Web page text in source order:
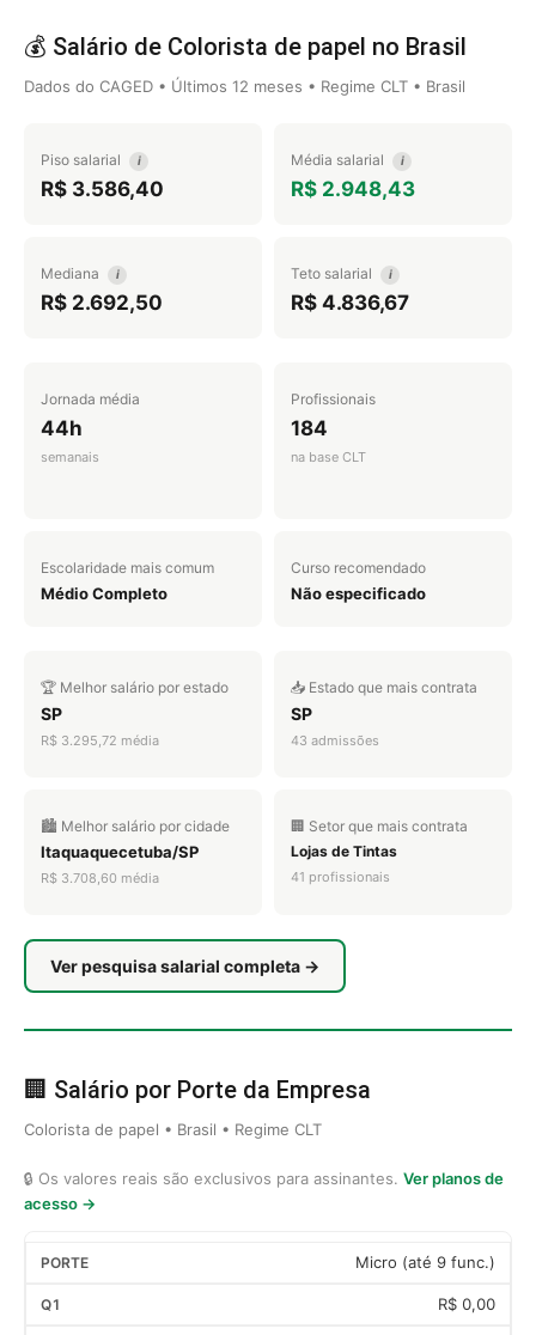
💰 Salário de Colorista de papel no Brasil
Dados do CAGED • Últimos 12 meses • Regime CLT • Brasil
Piso salarial i
R$ 3.586,40
Média salarial i
R$ 2.948,43
Mediana i
R$ 2.692,50
Teto salarial i
R$ 4.836,67
Jornada média
44h
semanais
Profissionais
184
na base CLT
Escolaridade mais comum
Médio Completo
Curso recomendado
Não especificado
🏆 Melhor salário por estado
SP
R$ 3.295,72 média
📥 Estado que mais contrata
SP
43 admissões
🏙️ Melhor salário por cidade
Itaquaquecetuba/SP
R$ 3.708,60 média
🏢 Setor que mais contrata
Lojas de Tintas
41 profissionais
Ver pesquisa salarial completa →
🏢 Salário por Porte da Empresa
Colorista de papel • Brasil • Regime CLT
🔒 Os valores reais são exclusivos para assinantes. Ver planos de
acesso →
Micro (até 9 func.)
R$ 0,00